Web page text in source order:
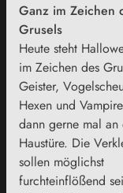
Ganz im Zeichen
Grusels
Heute steht
im Zeichen des
Geister,
Hexen und
dann gerne mal an
Haustüre. Die
sollen möglichst
furchteinflößend